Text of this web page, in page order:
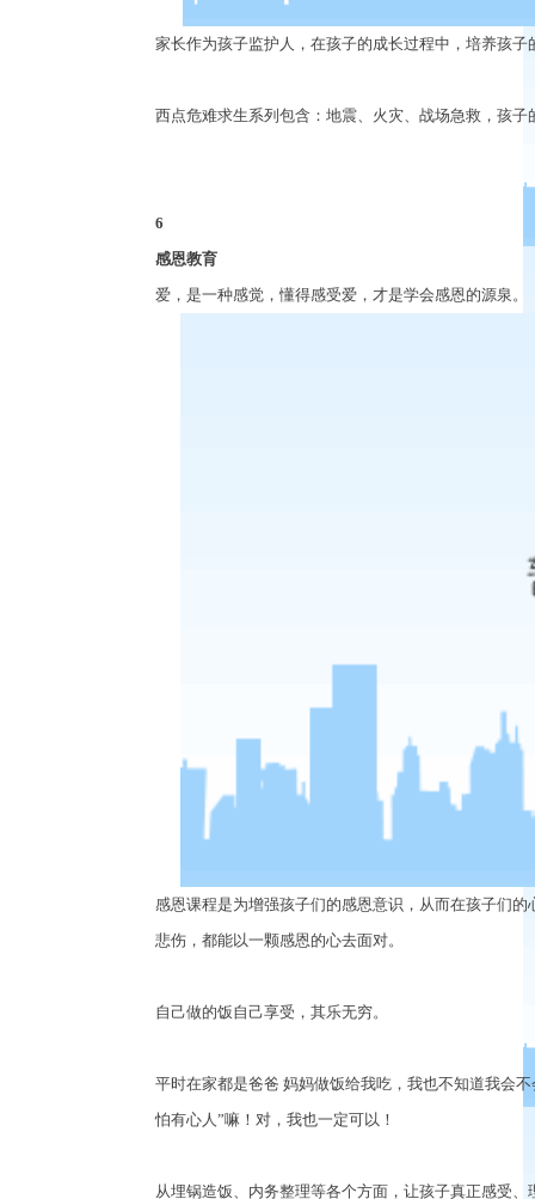
家长作为孩子监护人，在孩子的成长过程中，培养孩
西点危难求生系列包含：地震、火灾、战场急救，孩
6
感恩教育
爱，是一种感觉，懂得感受爱，才是学会感恩的源泉。
感恩课程是为增强孩子们的感恩意识，从而在孩子们
悲伤，都能以一颗感恩的心去面对。
自己做的饭自己享受，其乐无穷。
平时在家都是爸爸 妈妈做饭给我吃，我也不知道我会
怕有心人”嘛！对，我也一定可以！
从埋锅造饭、内务整理等各个方面，让孩子真正感受、